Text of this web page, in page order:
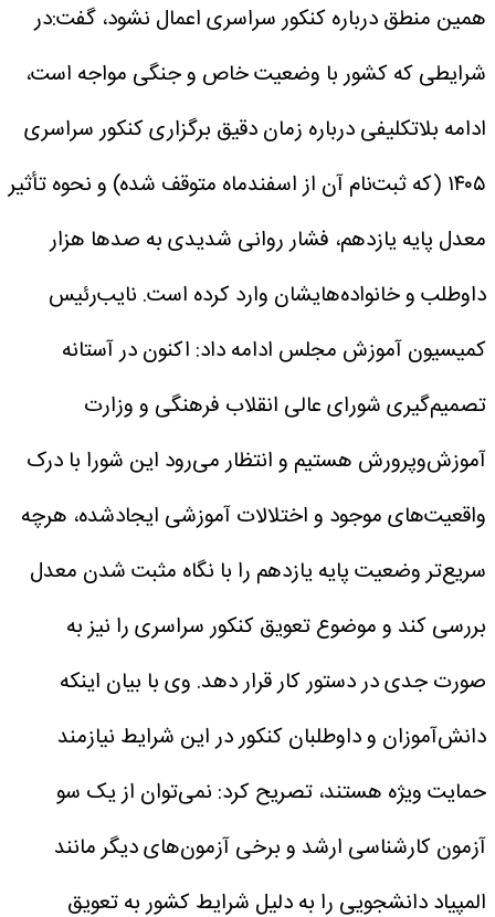
همین منطق درباره کنکور سراسری اعمال نشود، گفت:در
شرایطی که کشور با وضعیت خاص و جنگی مواجه است،
ادامه بلاتکلیفی درباره زمان دقیق برگزاری کنکور سراسری
۱۴۰۵ (که ثبت‌نام آن از اسفندماه متوقف شده) و نحوه تأثیر
معدل پایه یازدهم، فشار روانی شدیدی به صدها هزار
داوطلب و خانواده‌هایشان وارد کرده است. نایب‌رئیس
کمیسیون آموزش مجلس ادامه داد: اکنون در آستانه
تصمیم‌گیری شورای عالی انقلاب فرهنگی و وزارت
آموزش‌وپرورش هستیم و انتظار می‌رود این شورا با درک
واقعیت‌های موجود و اختلالات آموزشی ایجادشده، هرچه
سریع‌تر وضعیت پایه یازدهم را با نگاه مثبت شدن معدل
بررسی کند و موضوع تعویق کنکور سراسری را نیز به‌
صورت جدی در دستور کار قرار دهد. وی با بیان اینکه
دانش‌آموزان و داوطلبان کنکور در این شرایط نیازمند
حمایت ویژه هستند، تصریح کرد: نمی‌توان از یک سو
آزمون کارشناسی ارشد و برخی آزمون‌های دیگر مانند
المپیاد دانشجویی را به دلیل شرایط کشور به تعویق